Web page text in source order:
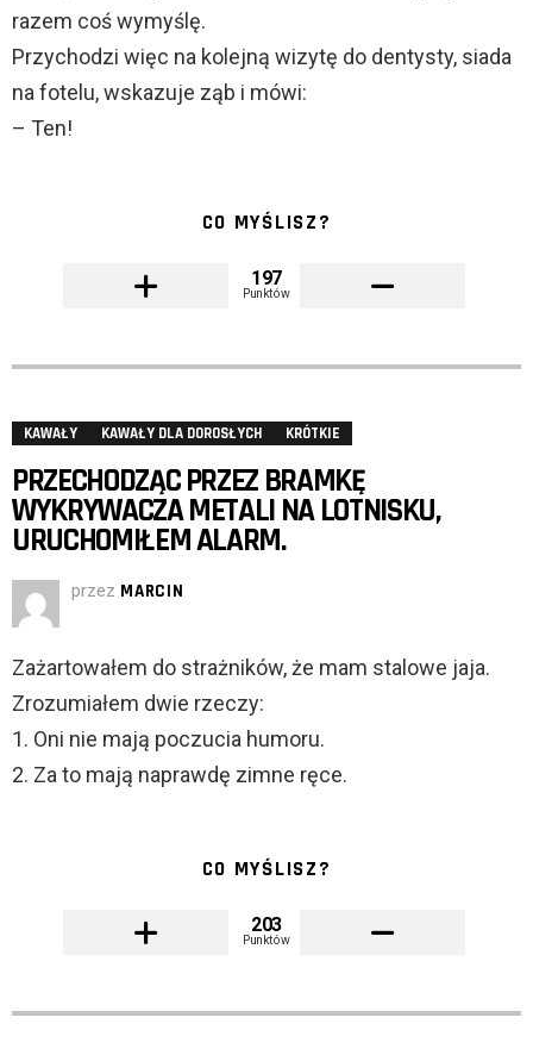
razem coś wymyślę.
Przychodzi więc na kolejną wizytę do dentysty, siada
na fotelu, wskazuje ząb i mówi:
– Ten!
CO MYŚLISZ?
197
Punktów
KAWAŁY KAWAŁY DLA DOROSŁYCH KRÓTKIE
PRZECHODZĄC PRZEZ BRAMKĘ
WYKRYWACZA METALI NA LOTNISKU,
URUCHOMIŁEM ALARM.
przez MARCIN
Zażartowałem do strażników, że mam stalowe jaja.
Zrozumiałem dwie rzeczy:
1. Oni nie mają poczucia humoru.
2. Za to mają naprawdę zimne ręce.
CO MYŚLISZ?
203
Punktów